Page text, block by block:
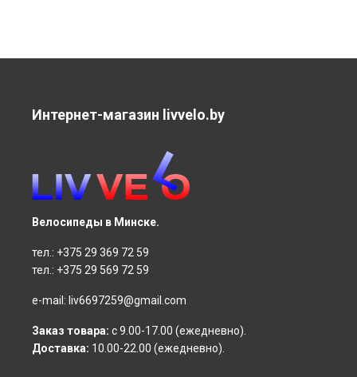
Интернет-магазин livvelo.by
Велосипеды в Минске.
тел.: +375 29 369 72 59
тел.: +375 29 569 72 59
e-mail: liv6697259@gmail.com
Заказ товара: с 9.00-17.00 (ежедневно).
Доставка: 10.00-22.00 (ежедневно).